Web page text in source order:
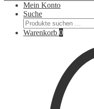
Mein Konto
Suche
Suchen
nach:
Warenkorb 0